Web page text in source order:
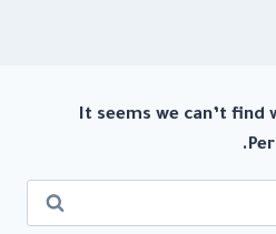
It seems we can’t find